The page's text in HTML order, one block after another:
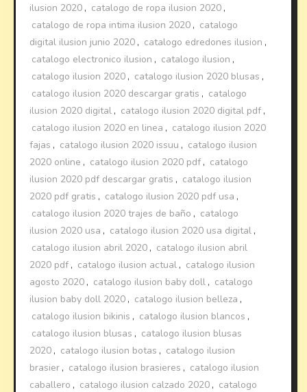
ilusion 2020 , catalogo de ropa ilusion 2020 ,
catalogo de ropa intima ilusion 2020 , catalogo
digital ilusion junio 2020 , catalogo edredones ilusion ,
catalogo electronico ilusion , catalogo ilusion ,
catalogo ilusion 2020 , catalogo ilusion 2020 blusas ,
catalogo ilusion 2020 descargar gratis , catalogo
ilusion 2020 digital , catalogo ilusion 2020 digital pdf ,
catalogo ilusion 2020 en linea , catalogo ilusion 2020
fajas , catalogo ilusion 2020 issuu , catalogo ilusion
2020 online , catalogo ilusion 2020 pdf , catalogo
ilusion 2020 pdf descargar gratis , catalogo ilusion
2020 pdf gratis , catalogo ilusion 2020 pdf usa ,
catalogo ilusion 2020 trajes de baño , catalogo
ilusion 2020 usa , catalogo ilusion 2020 usa digital ,
catalogo ilusion abril 2020 , catalogo ilusion abril
2020 pdf , catalogo ilusion actual , catalogo ilusion
agosto 2020 , catalogo ilusion baby doll , catalogo
ilusion baby doll 2020 , catalogo ilusion belleza ,
catalogo ilusion bikinis , catalogo ilusion blancos ,
catalogo ilusion blusas , catalogo ilusion blusas
2020 , catalogo ilusion botas , catalogo ilusion
brasier , catalogo ilusion brasieres , catalogo ilusion
caballero , catalogo ilusion calzado 2020 , catalogo